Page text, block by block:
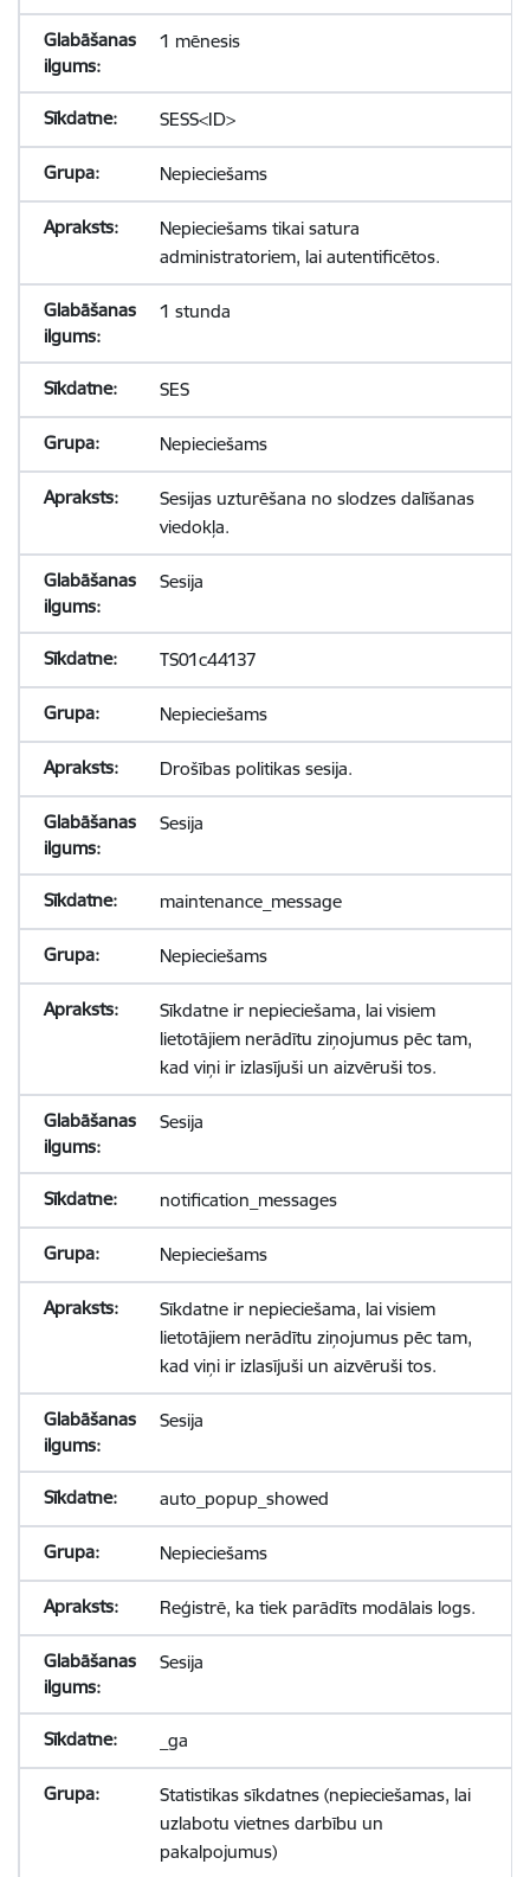
1 mēnesis
SESS<ID>
Nepieciešams
Nepieciešams tikai satura
administratoriem, lai autentificētos.
1 stunda
SES
Nepieciešams
Sesijas uzturēšana no slodzes dalīšanas
viedokļa.
Sesija
TS01c44137
Nepieciešams
Drošības politikas sesija.
Sesija
maintenance_message
Nepieciešams
Sīkdatne ir nepieciešama, lai visiem
lietotājiem nerādītu ziņojumus pēc tam,
kad viņi ir izlasījuši un aizvēruši tos.
Sesija
notification_messages
Nepieciešams
Sīkdatne ir nepieciešama, lai visiem
lietotājiem nerādītu ziņojumus pēc tam,
kad viņi ir izlasījuši un aizvēruši tos.
Sesija
auto_popup_showed
Nepieciešams
Reģistrē, ka tiek parādīts modālais logs.
Sesija
_ga
Statistikas sīkdatnes (nepieciešamas, lai
uzlabotu vietnes darbību un
pakalpojumus)